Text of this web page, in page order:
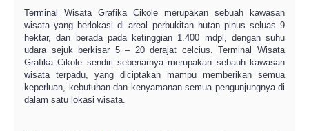
Terminal Wisata Grafika Cikole merupakan sebuah kawasan
wisata yang berlokasi di areal perbukitan hutan pinus seluas 9
hektar, dan berada pada ketinggian 1.400 mdpl, dengan suhu
udara sejuk berkisar 5 – 20 derajat celcius. Terminal Wisata
Grafika Cikole sendiri sebenarnya merupakan sebauh kawasan
wisata terpadu, yang diciptakan mampu memberikan semua
keperluan, kebutuhan dan kenyamanan semua pengunjungnya di
dalam satu lokasi wisata.